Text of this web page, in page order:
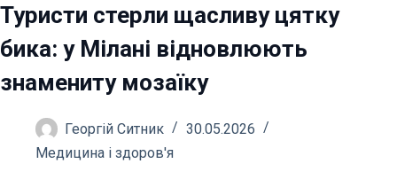
Туристи стерли щасливу цятку
бика: у Мілані відновлюють
знамениту мозаїку
Георгій Ситник
30.05.2026
Медицина і здоров'я